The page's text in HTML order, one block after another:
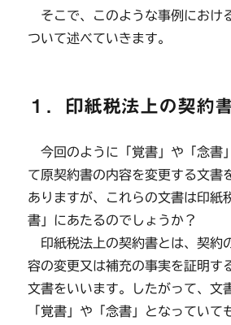
そこで、このような事例におけ
ついて述べていきます。
１．印紙税法上の契約
今回のように「覚書」や「念書
て原契約書の内容を変更する文書
ありますが、これらの文書は印紙
書」にあたるのでしょうか？
印紙税法上の契約書とは、契約
容の変更又は補充の事実を証明す
文書をいいます。したがって、文
「覚書」や「念書」となっていて